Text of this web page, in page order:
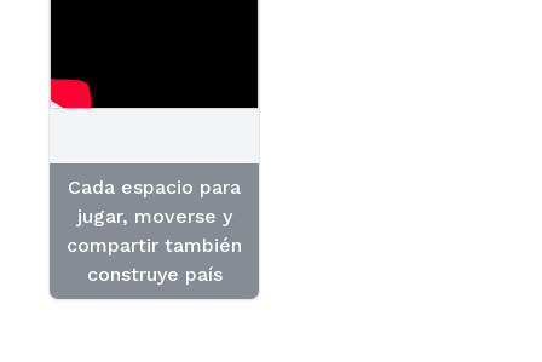
Cada espacio para
jugar, moverse y
compartir también
construye país